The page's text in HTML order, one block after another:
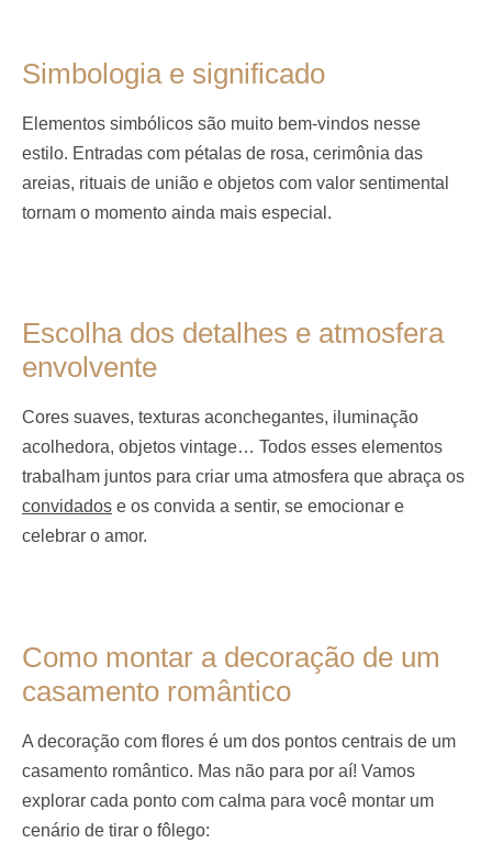
Simbologia e significado
Elementos simbólicos são muito bem-vindos nesse
estilo. Entradas com pétalas de rosa, cerimônia das
areias, rituais de união e objetos com valor sentimental
tornam o momento ainda mais especial.
Escolha dos detalhes e atmosfera
envolvente
Cores suaves, texturas aconchegantes, iluminação
acolhedora, objetos vintage… Todos esses elementos
trabalham juntos para criar uma atmosfera que abraça os
convidados e os convida a sentir, se emocionar e
celebrar o amor.
Como montar a decoração de um
casamento romântico
A decoração com flores é um dos pontos centrais de um
casamento romântico. Mas não para por aí! Vamos
explorar cada ponto com calma para você montar um
cenário de tirar o fôlego: